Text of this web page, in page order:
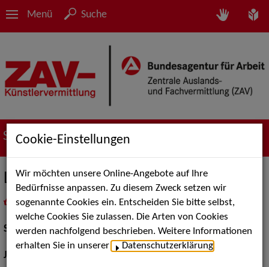
Menü Suche
Suche nach Künstler*innen
Liebmann, Hannes
als PDF speichern
inMeine Merklistelegen
Schauspiel:Bühne
Jahrgang:
Cookie-Einstellungen
Wir möchten unsere Online-Angebote auf Ihre
Bedürfnisse anpassen. Zu diesem Zweck setzen wir
sogenannte Cookies ein. Entscheiden Sie bitte selbst,
welche Cookies Sie zulassen. Die Arten von Cookies
werden nachfolgend beschrieben. Weitere Informationen
erhalten Sie in unserer
Datenschutzerklärung